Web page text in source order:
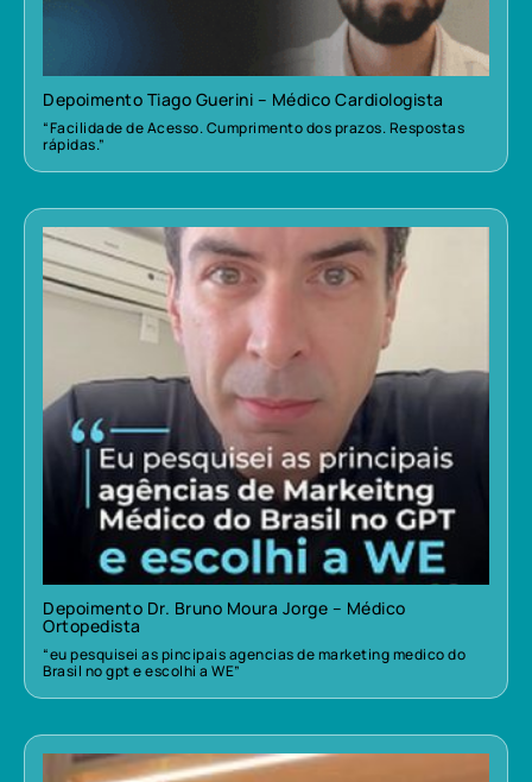
Depoimento Tiago Guerini – Médico Cardiologista
“Facilidade de Acesso. Cumprimento dos prazos. Respostas
rápidas.”
Depoimento Dr. Bruno Moura Jorge – Médico
Ortopedista
“eu pesquisei as pincipais agencias de marketing medico do
Brasil no gpt e escolhi a WE”